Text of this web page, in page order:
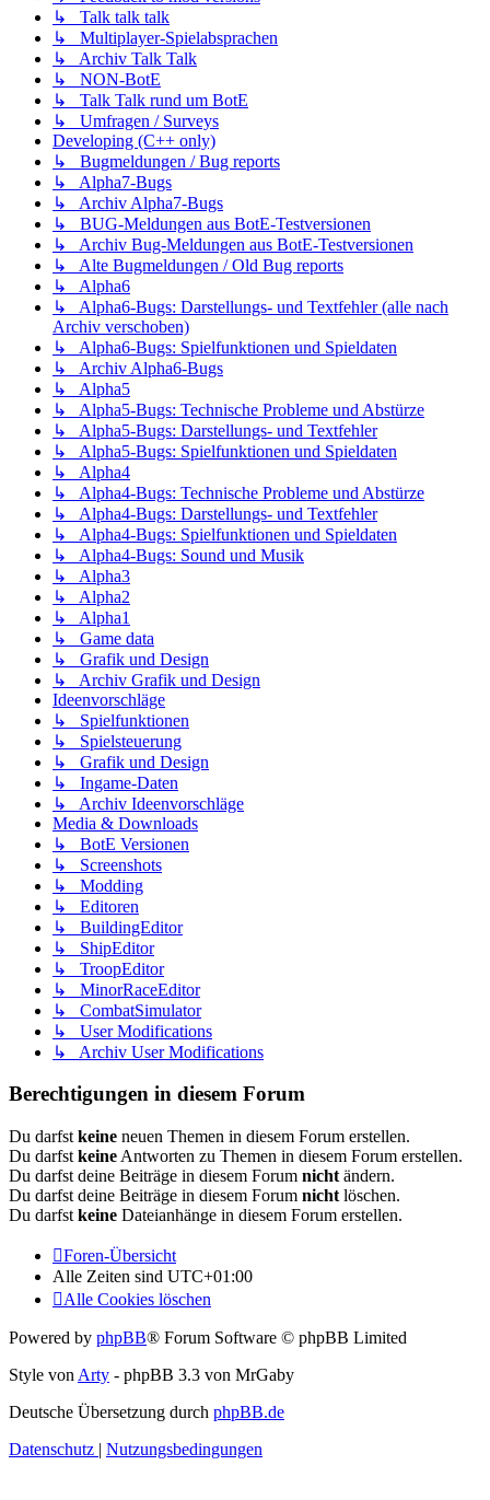
↳ Talk talk talk
↳ Multiplayer-Spielabsprachen
↳ Archiv Talk Talk
↳ NON-BotE
↳ Talk Talk rund um BotE
↳ Umfragen / Surveys
Developing (C++ only)
↳ Bugmeldungen / Bug reports
↳ Alpha7-Bugs
↳ Archiv Alpha7-Bugs
↳ BUG-Meldungen aus BotE-Testversionen
↳ Archiv Bug-Meldungen aus BotE-Testversionen
↳ Alte Bugmeldungen / Old Bug reports
↳ Alpha6
↳ Alpha6-Bugs: Darstellungs- und Textfehler (alle nach
Archiv verschoben)
↳ Alpha6-Bugs: Spielfunktionen und Spieldaten
↳ Archiv Alpha6-Bugs
↳ Alpha5
↳ Alpha5-Bugs: Technische Probleme und Abstürze
↳ Alpha5-Bugs: Darstellungs- und Textfehler
↳ Alpha5-Bugs: Spielfunktionen und Spieldaten
↳ Alpha4
↳ Alpha4-Bugs: Technische Probleme und Abstürze
↳ Alpha4-Bugs: Darstellungs- und Textfehler
↳ Alpha4-Bugs: Spielfunktionen und Spieldaten
↳ Alpha4-Bugs: Sound und Musik
↳ Alpha3
↳ Alpha2
↳ Alpha1
↳ Game data
↳ Grafik und Design
↳ Archiv Grafik und Design
Ideenvorschläge
↳ Spielfunktionen
↳ Spielsteuerung
↳ Grafik und Design
↳ Ingame-Daten
↳ Archiv Ideenvorschläge
Media & Downloads
↳ BotE Versionen
↳ Screenshots
↳ Modding
↳ Editoren
↳ BuildingEditor
↳ ShipEditor
↳ TroopEditor
↳ MinorRaceEditor
↳ CombatSimulator
↳ User Modifications
↳ Archiv User Modifications
Berechtigungen in diesem Forum
Du darfst keine neuen Themen in diesem Forum erstellen.
Du darfst keine Antworten zu Themen in diesem Forum erstellen.
Du darfst deine Beiträge in diesem Forum nicht ändern.
Du darfst deine Beiträge in diesem Forum nicht löschen.
Du darfst keine Dateianhänge in diesem Forum erstellen.
Foren-Übersicht
Alle Zeiten sind UTC+01:00
Alle Cookies löschen
Powered by phpBB® Forum Software © phpBB Limited
Style von Arty - phpBB 3.3 von MrGaby
Deutsche Übersetzung durch phpBB.de
Datenschutz | Nutzungsbedingungen